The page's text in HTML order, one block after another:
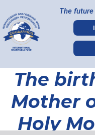
The
The
Mother
Holy